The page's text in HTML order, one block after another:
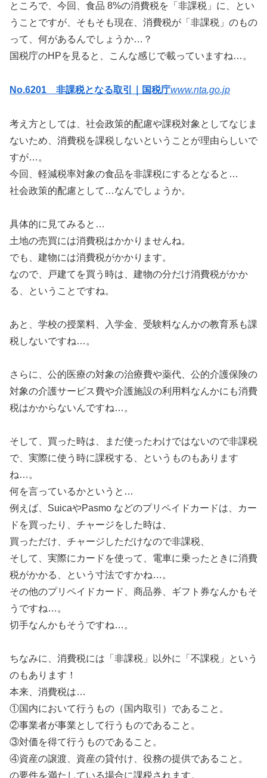
ところで、今回、食品 8%の消費税を「非課税」に、とい
うことですが、そもそも現在、消費税が「非課税」のもの
って、何があるんでしょうか…？
国税庁のHPを見ると、こんな感じで載っていますね…。
No.6201 非課税となる取引｜国税庁www.nta.go.jp
考え方としては、社会政策的配慮や課税対象としてなじま
ないため、消費税を課税しないということが理由らしいで
すが…。
今回、軽減税率対象の食品を非課税にするとなると…
社会政策的配慮として…なんでしょうか。
具体的に見てみると…
土地の売買には消費税はかかりませんね。
でも、建物には消費税がかかります。
なので、戸建てを買う時は、建物の分だけ消費税がかか
る、ということですね。
あと、学校の授業料、入学金、受験料なんかの教育系も課
税しないですね…。
さらに、公的医療の対象の治療費や薬代、公的介護保険の
対象の介護サービス費や介護施設の利用料なんかにも消費
税はかからないんですね…。
そして、買った時は、まだ使ったわけではないので非課税
で、実際に使う時に課税する、というものもあります
ね…。
何を言っているかというと…
例えば、SuicaやPasmo などのプリペイドカードは、カー
ドを買ったり、チャージをした時は、
買っただけ、チャージしただけなので非課税、
そして、実際にカードを使って、電車に乗ったときに消費
税がかかる、という寸法ですかね…。
その他のプリペイドカード、商品券、ギフト券なんかもそ
うですね…。
切手なんかもそうですね…。
ちなみに、消費税には「非課税」以外に「不課税」という
のもあります！
本来、消費税は…
①国内において行うもの（国内取引）であること。
②事業者が事業として行うものであること。
③対価を得て行うものであること。
④資産の譲渡、資産の貸付け、役務の提供であること。
の要件を満たしている場合に課税されます。